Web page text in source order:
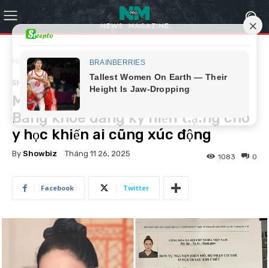
Home Showbiz
SHOWBIZ
Muốn lập công sửa sai, Đoàn Di
Băng khoe đăng ký hiến t:ạ:ng cho
y học khiến ai cũng xúc động
By Showbiz Tháng 11 26, 2025 0
1083
Facebook Twitter